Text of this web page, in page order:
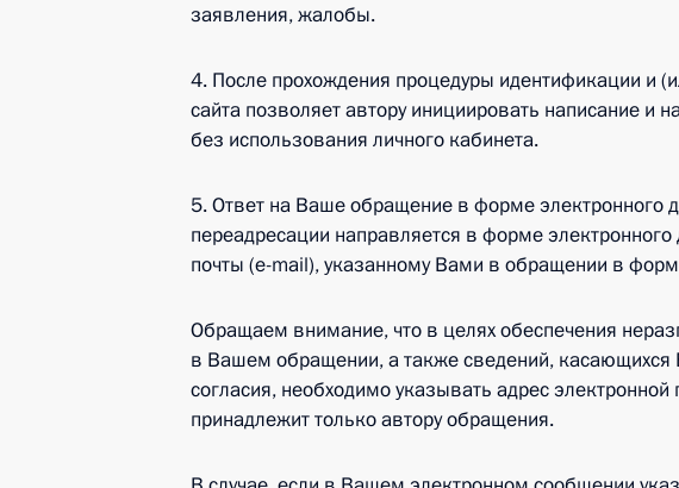
заявления, жалобы.
4. После прохождения процедуры идентификации и
сайта позволяет автору инициировать написание и
без использования личного кабинета.
5. Ответ на Ваше обращение в форме электронного
переадресации направляется в форме электронного
почты (e-mail), указанному Вами в обращении в
Обращаем внимание, что в целях обеспечения
в Вашем обращении, а также сведений,
согласия, необходимо указывать адрес
принадлежит только автору обращения.